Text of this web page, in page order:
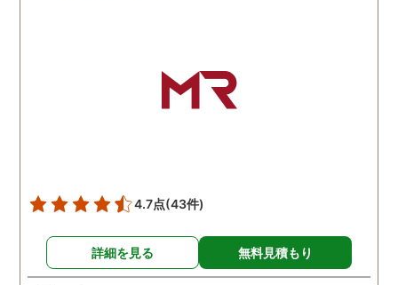
かり注意してくださる方で
した。本当に感謝してま
す。また分からない事があ
がとうございました！！
4.7点(43件)
詳細を見る 無料見積もり